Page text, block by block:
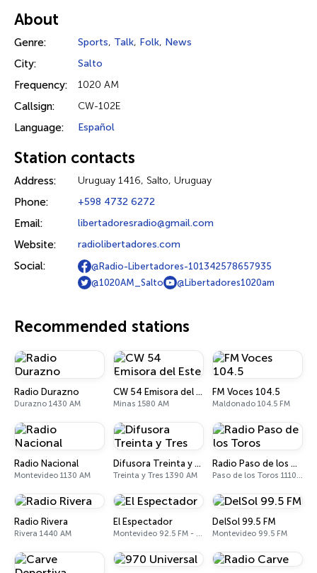
About
Genre: Sports, Talk, Folk, News
City: Salto
Frequency: 1020 AM
Callsign: CW-102E
Language: Español
Station contacts
Address: Uruguay 1416, Salto, Uruguay
Phone: +598 4732 6272
Email: libertadoresradio@gmail.com
Website: radiolibertadores.com
Social:
@Radio-Libertadores-101342578657935
@1020AM_Salto
@Libertadores1020am
Recommended stations
Radio Durazno
Durazno 1430 AM
CW 54 Emisora del Este
Minas 1580 AM
FM Voces 104.5
Maldonado 104.5 FM
Radio Nacional
Montevideo 1130 AM
Difusora Treinta y Tres
Treinta y Tres 1390 AM
Radio Paso de los Toros
Paso de los Toros 1110 AM
Radio Rivera
Rivera 1440 AM
El Espectador
Montevideo 92.5 FM - 810 AM
DelSol 99.5 FM
Montevideo 99.5 FM